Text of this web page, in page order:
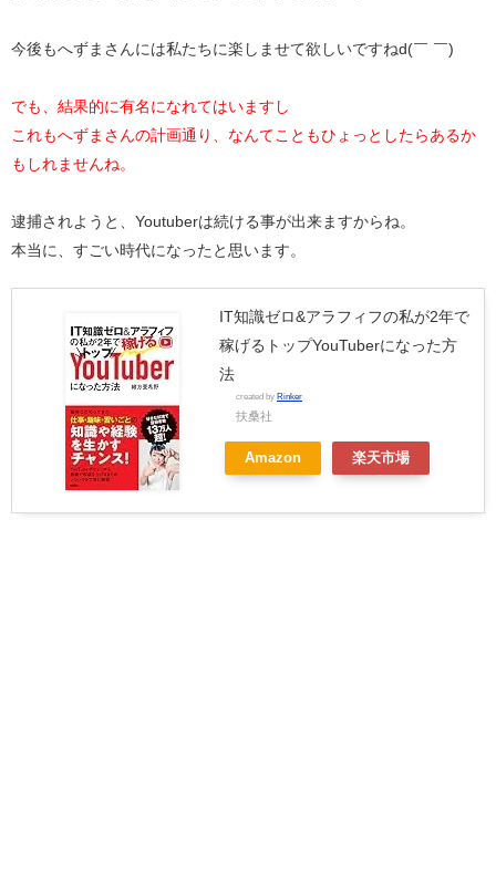
今後もへずまさんには私たちに楽しませて欲しいですねd(￣ ￣)
でも、結果的に有名になれてはいますし
これもへずまさんの計画通り、なんてこともひょっとしたらあるか
もしれませんね。
逮捕されようと、Youtuberは続ける事が出来ますからね。
本当に、すごい時代になったと思います。
IT知識ゼロ&アラフィフの私が2年で
稼げるトップYouTuberになった方
法
created by Rinker
扶桑社
Amazon 楽天市場